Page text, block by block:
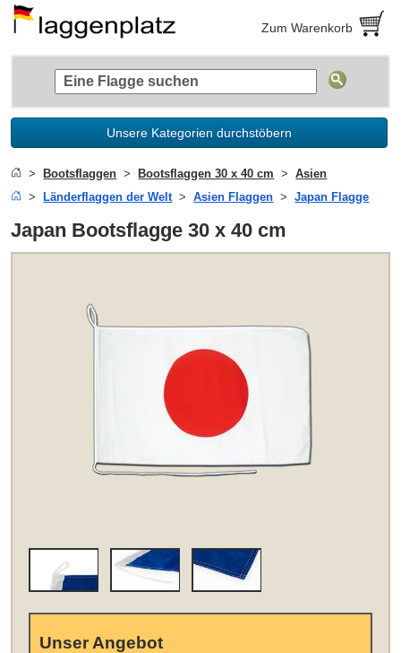
Zum Warenkorb
Unsere Kategorien durchstöbern
Bootsflaggen Bootsflaggen 30 x 40 cm
Asien
Länderflaggen der Welt
Asien Flaggen Japan Flagge
Japan Bootsflagge 30 x 40 cm
Unser Angebot